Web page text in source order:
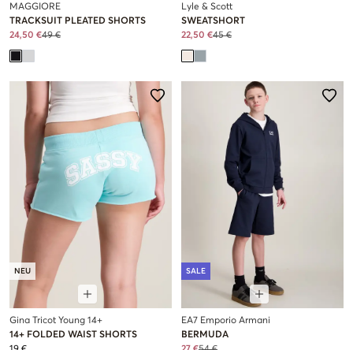
MAGGIORE
TRACKSUIT PLEATED SHORTS
24,50 €49 €
Lyle & Scott
SWEATSHORT
22,50 €45 €
NEU
Gina Tricot Young 14+
14+ FOLDED WAIST SHORTS
SALE
EA7 Emporio Armani
BERMUDA